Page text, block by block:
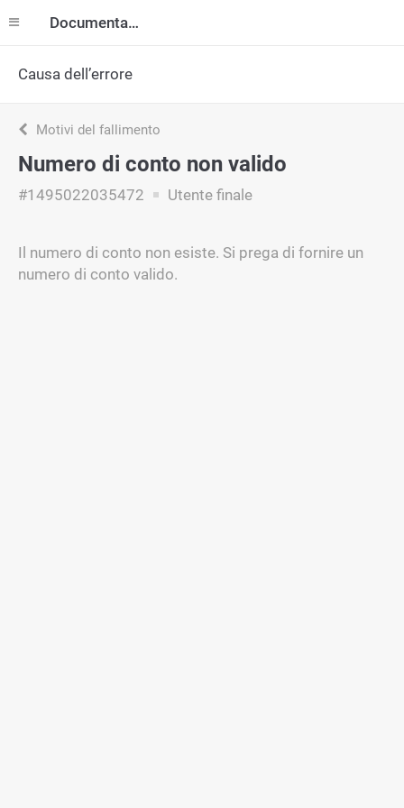
Documentazione
Causa dell’errore
Motivi del fallimento
Numero di conto non valido
#1495022035472 Utente finale
Il numero di conto non esiste. Si prega di fornire un
numero di conto valido.